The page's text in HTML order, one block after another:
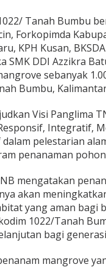
Tanah Bumbu
Forkopimda
KPH Kusan,
SMK DDI Azzikra
sebanyak
Bumbu,
Visi Panglima
Integratif,
pelestarian
penanaman
mengatakan
akan
yang aman bagi
1022/Tanah
bagi
mangrove